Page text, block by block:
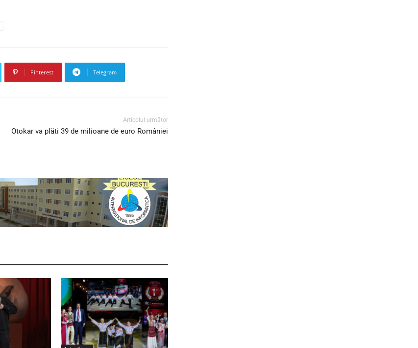
Pinterest Telegram
Articolul următor
Otokar va plăti 39 de milioane de euro României